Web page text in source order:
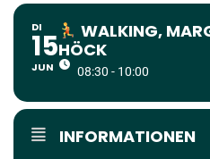
DI
15
JUN
WALKING,
HÖCK
08:30 - 10:00
INFORMATIONEN